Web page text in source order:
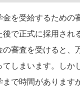
を受給するための
で正式に採用され
審査を受けると、
しまいます。しか
で時間があります